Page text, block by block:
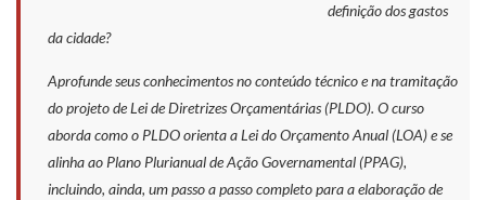
definição dos gastos
da cidade?
Aprofunde seus conhecimentos no conteúdo técnico e na tramitação
do projeto de Lei de Diretrizes Orçamentárias (PLDO). O curso
aborda como o PLDO orienta a Lei do Orçamento Anual (LOA) e se
alinha ao Plano Plurianual de Ação Governamental (PPAG),
incluindo, ainda, um passo a passo completo para a elaboração de